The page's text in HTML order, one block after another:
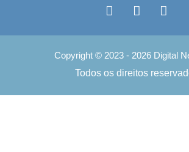
Copyright © 2023 - 2026 Digital
Todos os direitos